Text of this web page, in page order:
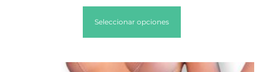
Seleccionar opciones